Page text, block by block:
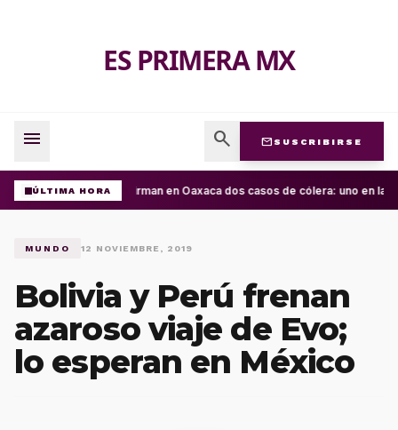
ES PRIMERA MX
menu search mail SUSCRIBIRSE
ÚLTIMA HORAConfirman en Oaxaca dos casos de cólera: uno en la
MUNDO 12 NOVIEMBRE, 2019
Bolivia y Perú frenan
azaroso viaje de Evo;
lo esperan en México